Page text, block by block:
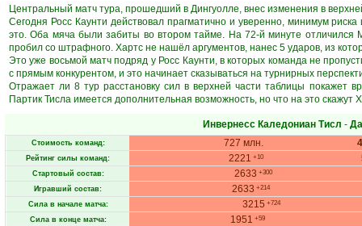
Центральный матч тура, прошедший в Дингуолле, внес изменения в
Сегодня Росс Каунти действовал прагматично и уверенно, минимум
это. Оба мяча были забиты во втором тайме. На 72-й минуте
пробил со штрафного. Хартс не нашёл аргументов, нанес 5 ударов, из
Это уже восьмой матч подряд у Росс Каунти, в которых команда не
с прямым конкурентом, и это начинает сказываться на турнирных
Отражает ли 8 тур расстановку сил в верхней части таблицы покажет
Партик Тисла имеется дополнительная возможность, но что на это
Инвернесс Каледониан Тисл -
Стоимость команд: 727 млн.
Рейтинг силы команд: 2221 +10
Стартовый состав: 2633 +300
Игравший состав: 2633 +214
Сила в начале матча: 3215 +724
Сила в конце матча: 1951 +59